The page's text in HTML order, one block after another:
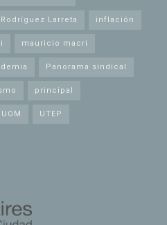
Larreta inflación
mauricio macri
Panorama sindical
principal
UOM UTEP